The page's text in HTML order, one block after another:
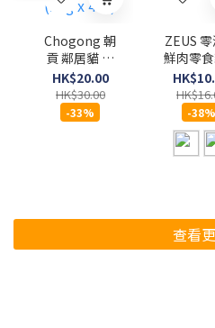
Chogong 朝
貢 鄰居貓 全
方位營養肉泥
(雞胸肉)肉泥
犬貓用 (10g x
4條)
HK$20.00
HK$30.00
-33%
ZEUS
鮮肉零
56g
條)
-38%
查看